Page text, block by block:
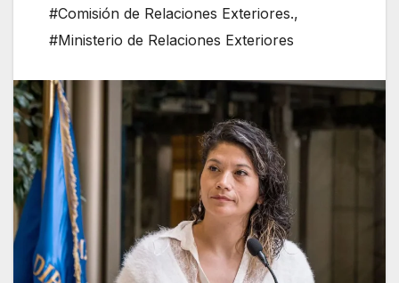
#Comisión de Relaciones Exteriores.,
#Ministerio de Relaciones Exteriores